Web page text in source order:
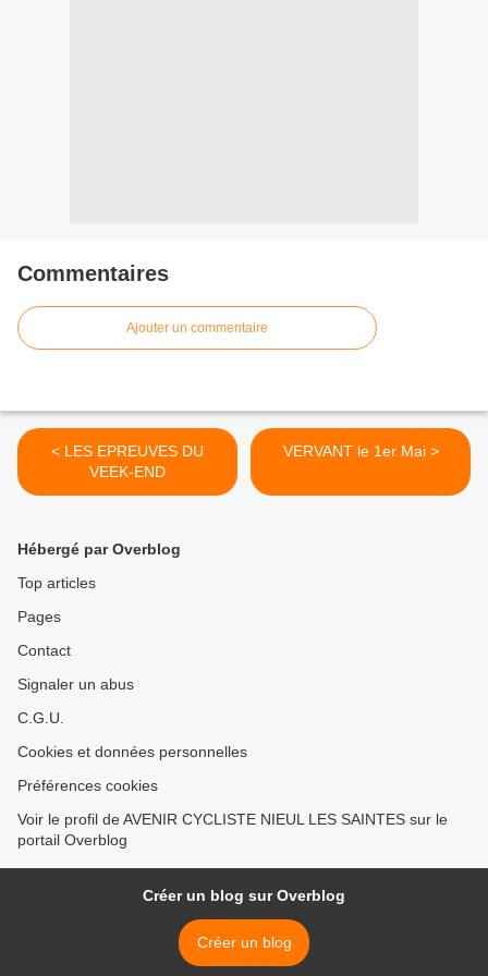
Commentaires
Ajouter un commentaire
< LES EPREUVES DU
VEEK-END
VERVANT le 1er Mai >
Hébergé par Overblog
Top articles
Pages
Contact
Signaler un abus
C.G.U.
Cookies et données personnelles
Préférences cookies
Voir le profil de AVENIR CYCLISTE NIEUL LES SAINTES sur le
portail Overblog
Créer un blog sur Overblog
Créer un blog